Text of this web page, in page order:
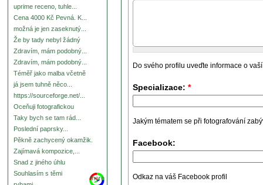
uprime receno, tuhle...
Cena 4000 Kč Pevná. K...
možná je jen zaseknutý...
Že by tady nebyl žádný
Zdravím, mám podobný...
Zdravím, mám podobný...
Téměř jako malba včetně
já jsem tuhně něco...
https://sourceforge.net/...
Oceňuji fotografickou
Taky bych se tam rád...
Poslední paprsky...
Pěkně zachycený okamžik.
Zajímavá kompozice,...
Snad z jiného úhlu
Souhlasím s těmi
more
Do svého profilu uveďte informace o
Specializace: *
Jakým tématem se při fotografování
Facebook:
Odkaz na váš Facebook profil